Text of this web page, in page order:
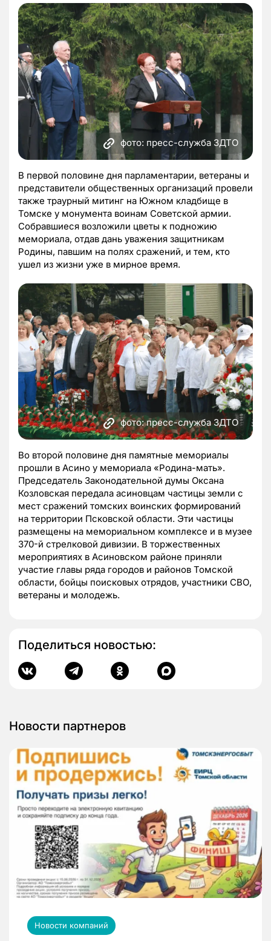
фото: пресс-служба ЗДТО
В первой половине дня парламентарии, ветераны и
представители общественных организаций провели
также траурный митинг на Южном кладбище в
Томске у монумента воинам Советской армии.
Собравшиеся возложили цветы к подножию
мемориала, отдав дань уважения защитникам
Родины, павшим на полях сражений, и тем, кто
ушел из жизни уже в мирное время.
фото: пресс-служба ЗДТО
Во второй половине дня памятные мемориалы
прошли в Асино у мемориала «Родина-мать».
Председатель Законодательной думы Оксана
Козловская передала асиновцам частицы земли с
мест сражений томских воинских формирований
на территории Псковской области. Эти частицы
размещены на мемориальном комплексе и в музее
370-й стрелковой дивизии. В торжественных
мероприятиях в Асиновском районе приняли
участие главы ряда городов и районов Томской
области, бойцы поисковых отрядов, участники СВО,
ветераны и молодежь.
Поделиться новостью:
Новости партнеров
Новости компаний